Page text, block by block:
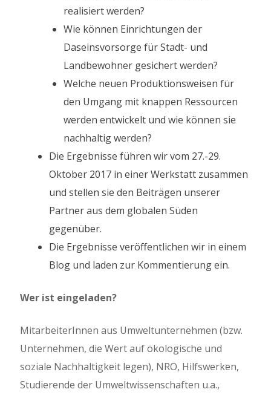
realisiert werden?
Wie können Einrichtungen der
Daseinsvorsorge für Stadt- und
Landbewohner gesichert werden?
Welche neuen Produktionsweisen für
den Umgang mit knappen Ressourcen
werden entwickelt und wie können sie
nachhaltig werden?
Die Ergebnisse führen wir vom 27.-29.
Oktober 2017 in einer Werkstatt zusammen
und stellen sie den Beiträgen unserer
Partner aus dem globalen Süden
gegenüber.
Die Ergebnisse veröffentlichen wir in einem
Blog und laden zur Kommentierung ein.
Wer ist eingeladen?
MitarbeiterInnen aus Umweltunternehmen (bzw.
Unternehmen, die Wert auf ökologische und
soziale Nachhaltigkeit legen), NRO, Hilfswerken,
Studierende der Umweltwissenschaften u.a.,